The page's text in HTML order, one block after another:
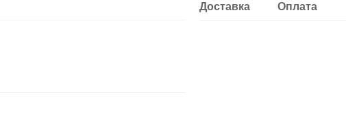
Доставка Оплата